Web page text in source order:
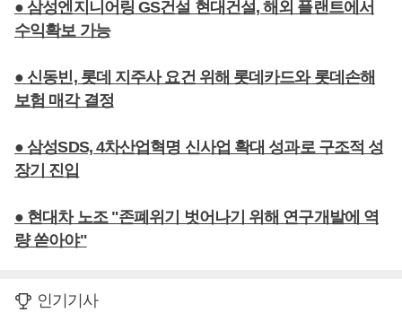
● 삼성엔지니어링 GS건설 현대건설, 해외 플랜트에서
수익확보 가능
● 신동빈, 롯데 지주사 요건 위해 롯데카드와 롯데손해
보험 매각 결정
● 삼성SDS, 4차산업혁명 신사업 확대 성과로 구조적 성
장기 진입
● 현대차 노조 "존폐위기 벗어나기 위해 연구개발에 역
량 쏟아야"
인기기사